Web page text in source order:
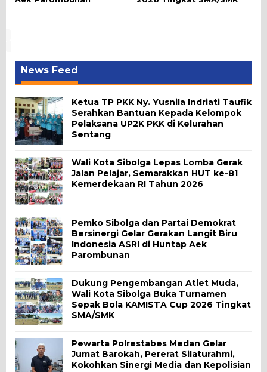
News Feed
Ketua TP PKK Ny. Yusnila Indriati Taufik
Serahkan Bantuan Kepada Kelompok
Pelaksana UP2K PKK di Kelurahan
Sentang
Wali Kota Sibolga Lepas Lomba Gerak
Jalan Pelajar, Semarakkan HUT ke-81
Kemerdekaan RI Tahun 2026
Pemko Sibolga dan Partai Demokrat
Bersinergi Gelar Gerakan Langit Biru
Indonesia ASRI di Huntap Aek
Parombunan
Dukung Pengembangan Atlet Muda,
Wali Kota Sibolga Buka Turnamen
Sepak Bola KAMISTA Cup 2026 Tingkat
SMA/SMK
Pewarta Polrestabes Medan Gelar
Jumat Barokah, Pererat Silaturahmi,
Kokohkan Sinergi Media dan Kepolisian